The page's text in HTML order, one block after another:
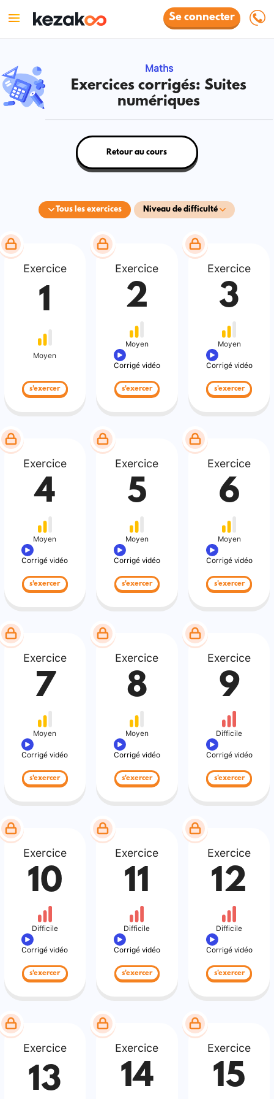
Se connecter
Maths
Exercices corrigés: Suites
numériques
Tous les exercices Niveau de difficulté
Retour au cours
Exercice
1
Moyen
s'exercer
Exercice
2
Moyen
Corrigé vidéo
s'exercer
Exercice
3
Moyen
Corrigé vidéo
s'exercer
Exercice
4
Moyen
Corrigé vidéo
s'exercer
Exercice
5
Moyen
Corrigé vidéo
s'exercer
Exercice
6
Moyen
Corrigé vidéo
s'exercer
Exercice
7
Moyen
Corrigé vidéo
s'exercer
Exercice
8
Moyen
Corrigé vidéo
s'exercer
Exercice
9
Difficile
Corrigé vidéo
s'exercer
Exercice
10
Difficile
Corrigé vidéo
s'exercer
Exercice
11
Difficile
Corrigé vidéo
s'exercer
Exercice
12
Difficile
Corrigé vidéo
s'exercer
Exercice
13
Exercice
14
Exercice
15